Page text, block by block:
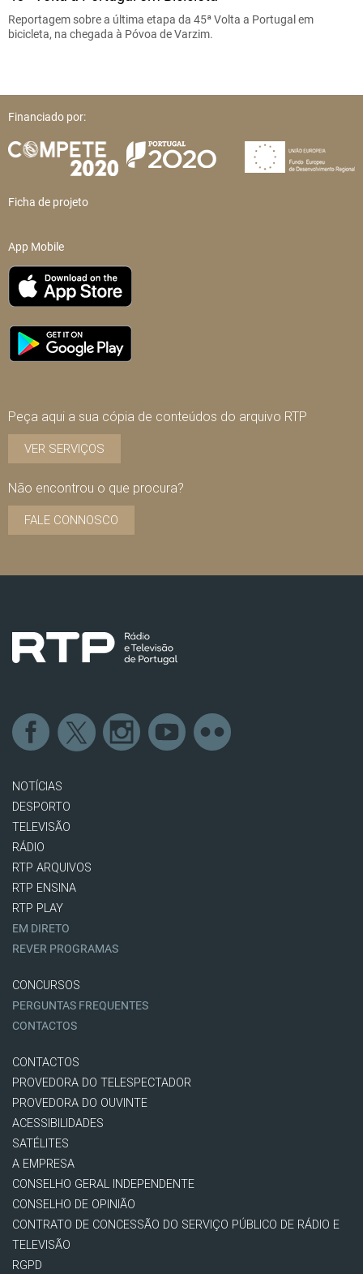
Reportagem sobre a última etapa da 45ª Volta a Portugal em
bicicleta, na chegada à Póvoa de Varzim.
Financiado por:
Ficha de projeto
App Mobile
Peça aqui a sua cópia de conteúdos do arquivo RTP
VER SERVIÇOS
Não encontrou o que procura?
FALE CONNOSCO
NOTÍCIAS
DESPORTO
TELEVISÃO
RÁDIO
RTP ARQUIVOS
RTP ENSINA
RTP PLAY
EM DIRETO
REVER PROGRAMAS
CONCURSOS
PERGUNTAS FREQUENTES
CONTACTOS
CONTACTOS
PROVEDORA DO TELESPECTADOR
PROVEDORA DO OUVINTE
ACESSIBILIDADES
SATÉLITES
A EMPRESA
CONSELHO GERAL INDEPENDENTE
CONSELHO DE OPINIÃO
CONTRATO DE CONCESSÃO DO SERVIÇO PÚBLICO DE RÁDIO E
TELEVISÃO
RGPD